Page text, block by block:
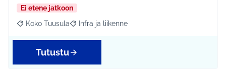
Ei etene jatkoon
Rajaa tulokset aihepiirin mukaan: Koko Tuusula
Koko Tuusula Rajaa tulokset teeman mukaan: Infra ja liikenne
Infra ja liikenne
Tutustu